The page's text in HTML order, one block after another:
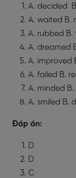
A. decided
A. waited B.
A. rubbed B.
A. dreamed
A. improved
A. failed B.
A. minded
A. smiled B.
Đáp án:
D
D
C